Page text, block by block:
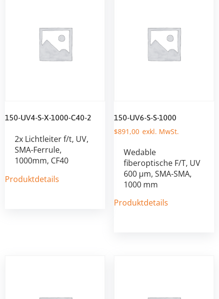
150-UV4-S-X-1000-C40-2
2x Lichtleiter f/t, UV,
SMA-Ferrule,
1000mm, CF40
Produktdetails
150-UV6-S-S-1000
$891,00
Wedable
fiberoptische F/T, UV
600 µm, SMA-SMA,
1000 mm
Produktdetails